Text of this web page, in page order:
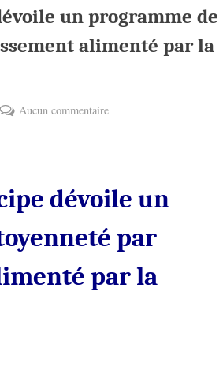
un programme de
alimenté par la
Aucun commentairesur
Príncipe
dévoile
programme
citoyenneté
dévoile un
par
par la